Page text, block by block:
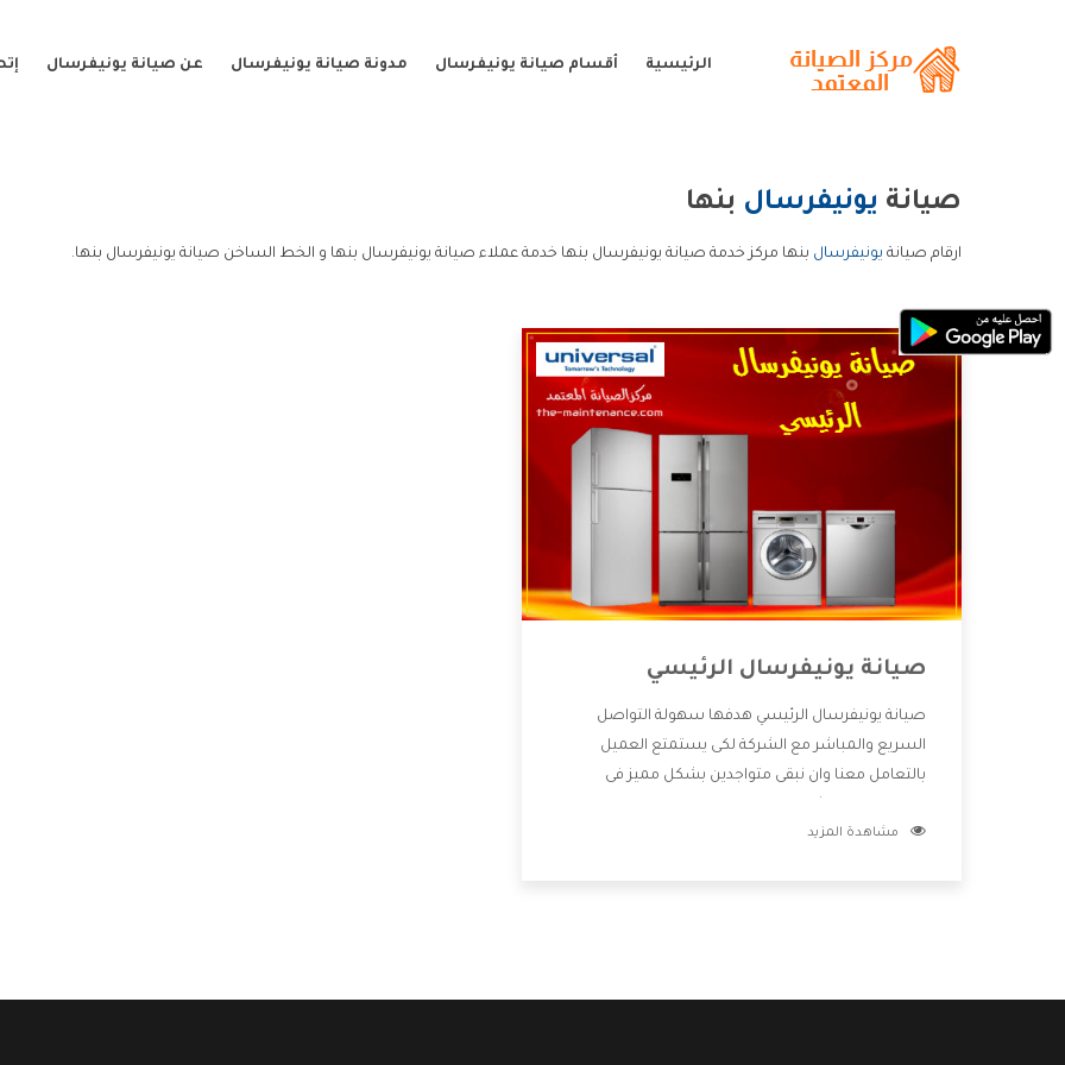
الرئيسية أقسام صيانة يونيفرسال مدونة صيانة يونيفرسال عن صيانة يونيفرسال
صيانة يونيفرسال بنها
ارقام صيانة يونيفرسال بنها مركز خدمة صيانة يونيفرسال بنها خدمة عملاء صيانة يونيفرسال بنها و الخط الساخن صيانة يونيفرسال بنها.
صيانة يونيفرسال الرئيسي
صيانة يونيفرسال الرئيسي هدفها سهولة التواصل
السريع والمباشر مع الشركة لكى يستمتع العميل
بالتعامل معنا وان نبقى متواجدين بشكل مميز فى
للعميل وان يستمتع بالخدمات التى تنفرد الشركة بها
مشاهدة المزيد